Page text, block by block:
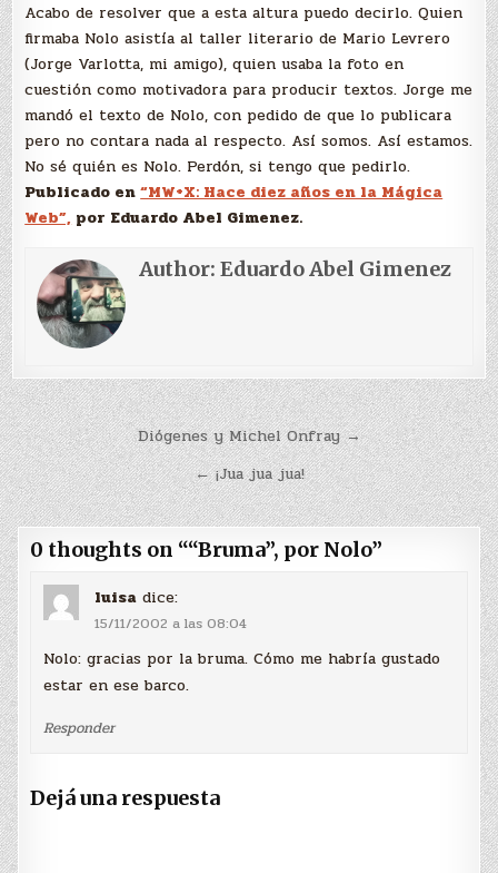
Acabo de resolver que a esta altura puedo decirlo. Quien
firmaba Nolo asistía al taller literario de Mario Levrero
(Jorge Varlotta, mi amigo), quien usaba la foto en
cuestión como motivadora para producir textos. Jorge me
mandó el texto de Nolo, con pedido de que lo publicara
pero no contara nada al respecto. Así somos. Así estamos.
No sé quién es Nolo. Perdón, si tengo que pedirlo.
Publicado en“MW+X: Hace diez años en la Mágica
Web”, por Eduardo Abel Gimenez.
Author:Eduardo Abel Gimenez
Navegación
de
entradas
Diógenes y Michel Onfray →
← ¡Jua jua jua!
0 thoughts on ““Bruma”, por Nolo”
luisa dice:
15/11/2002 a las 08:04
Nolo: gracias por la bruma. Cómo me habría gustado
estar en ese barco.
Responder
Dejá una respuesta